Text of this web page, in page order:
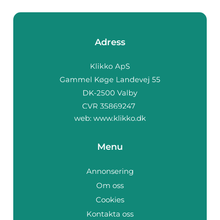
Adress
web: www.klikko.dk
Menu
Annonsering
Om oss
Cookies
Kontakta oss